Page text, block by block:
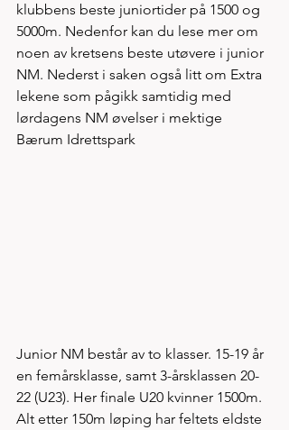
klubbens beste juniortider på 1500 og
5000m. Nedenfor kan du lese mer om
noen av kretsens beste utøvere i junior
NM. Nederst i saken også litt om Extra
lekene som pågikk samtidig med
lørdagens NM øvelser i mektige
Bærum Idrettspark
Junior NM består av to klasser. 15-19 år
en femårsklasse, samt 3-årsklassen 20-
22 (U23). Her finale U20 kvinner 1500m.
Alt etter 150m løping har feltets eldste